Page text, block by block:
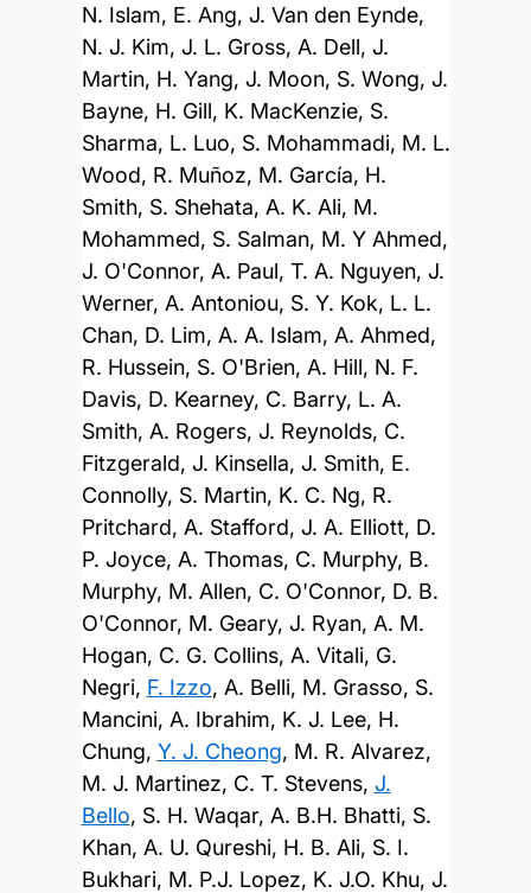
N. Islam, E. Ang, J. Van den Eynde,
N. J. Kim, J. L. Gross, A. Dell, J.
Martin, H. Yang, J. Moon, S. Wong, J.
Bayne, H. Gill, K. MacKenzie, S.
Sharma, L. Luo, S. Mohammadi, M. L.
Wood, R. Muñoz, M. García, H.
Smith, S. Shehata, A. K. Ali, M.
Mohammed, S. Salman, M. Y Ahmed,
J. O'Connor, A. Paul, T. A. Nguyen, J.
Werner, A. Antoniou, S. Y. Kok, L. L.
Chan, D. Lim, A. A. Islam, A. Ahmed,
R. Hussein, S. O'Brien, A. Hill, N. F.
Davis, D. Kearney, C. Barry, L. A.
Smith, A. Rogers, J. Reynolds, C.
Fitzgerald, J. Kinsella, J. Smith, E.
Connolly, S. Martin, K. C. Ng, R.
Pritchard, A. Stafford, J. A. Elliott, D.
P. Joyce, A. Thomas, C. Murphy, B.
Murphy, M. Allen, C. O'Connor, D. B.
O'Connor, M. Geary, J. Ryan, A. M.
Hogan, C. G. Collins, A. Vitali, G.
Negri, F. Izzo, A. Belli, M. Grasso, S.
Mancini, A. Ibrahim, K. J. Lee, H.
Chung, Y. J. Cheong, M. R. Alvarez,
M. J. Martinez, C. T. Stevens, J.
Bello, S. H. Waqar, A. B.H. Bhatti, S.
Khan, A. U. Qureshi, H. B. Ali, S. I.
Bukhari, M. P.J. Lopez, K. J.O. Khu, J.